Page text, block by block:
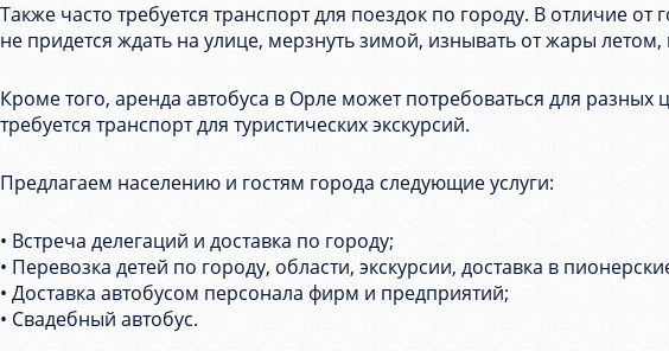
Также часто требуется транспорт для поездок по городу. В отличие
не придется ждать на улице, мерзнуть зимой, изнывать от жары
Кроме того, аренда автобуса в Орле может потребоваться для
требуется транспорт для туристических экскурсий.
Предлагаем населению и гостям города следующие услуги:
• Встреча делегаций и доставка по городу;
• Перевозка детей по городу, области, экскурсии, доставка в
• Доставка автобусом персонала фирм и предприятий;
• Свадебный автобус.